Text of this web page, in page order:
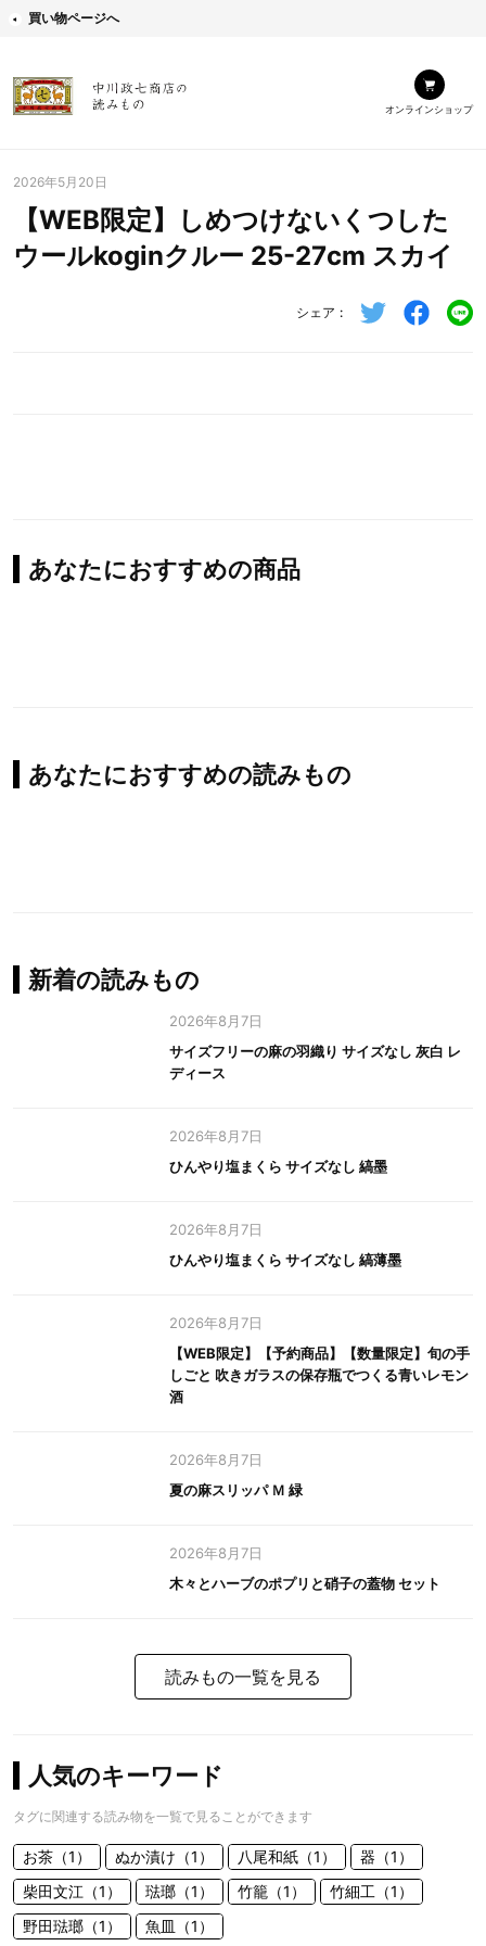
買い物ページへ
オンラインショップ
2026年5月20日
【WEB限定】しめつけないくつした
ウールkoginクルー 25-27cm スカイ
シェア
あなたにおすすめの商品
あなたにおすすめの読みもの
新着の読みもの
2026年8月7日
サイズフリーの麻の羽織り サイズなし 灰白 レ
ディース
2026年8月7日
ひんやり塩まくら サイズなし 縞墨
2026年8月7日
ひんやり塩まくら サイズなし 縞薄墨
2026年8月7日
【WEB限定】【予約商品】【数量限定】旬の手
しごと 吹きガラスの保存瓶でつくる青いレモン
酒
2026年8月7日
夏の麻スリッパ Ｍ 緑
2026年8月7日
木々とハーブのポプリと硝子の蓋物 セット
読みもの一覧を見る
人気のキーワード
タグに関連する読み物を一覧で見ることができます
お茶（1） ぬか漬け（1） 八尾和紙（1）
器（1）
柴田文江（1）
琺瑯（1） 竹籠（1）
竹細工（1）
野田琺瑯（1）
魚皿（1）